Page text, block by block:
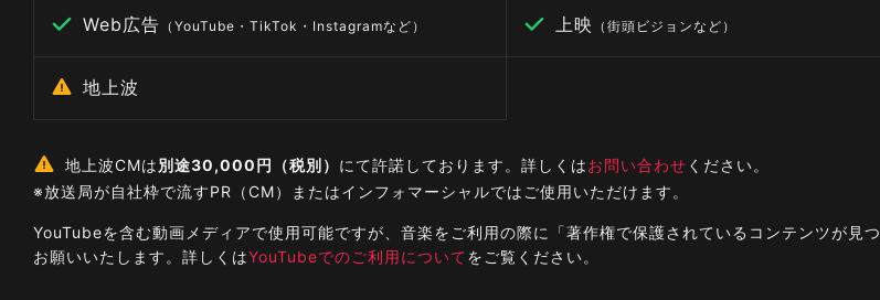
Web広告 （YouTube・TikTok・Instagramなど） 上映 （街頭ビジョンなど）
地上波
地上波CMは別途30,000円（税別） にて許諾しております。詳しくはお問い合わせ ください。
※放送局が自社枠で流すPR（CM）またはインフォマーシャルではご使用いただけます。
YouTubeを含む動画メディアで使用可能ですが、音楽をご利用の際に「著作権で保護されているコンテンツが見
お願いいたします。詳しくはYouTubeでのご利用についてをご覧ください。